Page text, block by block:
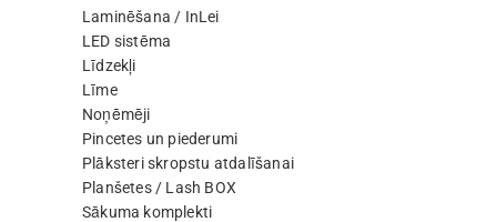
Laminēšana / InLei
LED sistēma
Līdzekļi
Līme
Noņēmēji
Pincetes un piederumi
Plāksteri skropstu atdalīšanai
Planšetes / Lash BOX
Sākuma komplekti